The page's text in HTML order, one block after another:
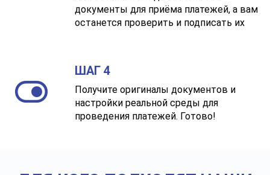
документы для приёма платежей, а вам
останется проверить и подписать их
ШАГ 4
Получите оригиналы документов и
настройки реальной среды для
проведения платежей. Готово!